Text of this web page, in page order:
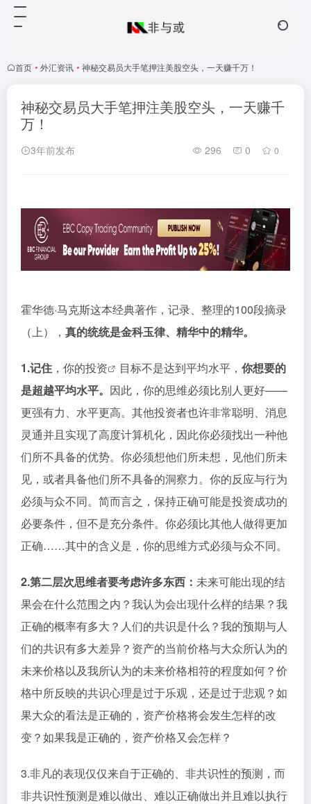
首页 • 外汇资讯 • 神秘交易员大手笔押注美股空头，一天赚千万！
神秘交易员大手笔押注美股空头，一天赚千
万！
3年前发布 296 0 0
霍华德·马克斯这本经典著作，记录、整理的100段摘录
（上）， 真的统统是金科玉律、精华中的精华。
1.记住 ，你的投资 目标不是达到平均水平， 你想要的
是超越平均水平。 因此，你的思维必须比别人更好——
更强有力、水平更高。其他投资者也许非常聪明、消息
灵通并且实现了高度计算机化，因此你必须找出一种他
们所不具备的优势。你必须想他们所未想，见他们所未
见，或者具备他们所不具备的洞察力。你的反应与行为
必须与众不同。简而言之，保持正确可能是投资成功的
必要条件，但不是充分条件。你必须比其他人做得更加
正确……其中的含义是，你的思维方式必须与众不同。
2.第二层次思维者要考虑许多东西： 未来可能出现的结
果会在什么范围之内？我认为会出现什么样的结果？我
正确的概率有多大？人们的共识是什么？我的预期与人
们的共识有多大差异？资产的当前价格与大众所认为的
未来价格以及我所认为的未来价格相符的程度如何？价
格中所反映的共识心理是过于乐观，还是过于悲观？如
果大众的看法是正确的，资产价格将会发生怎样的改
变？如果我是正确的，资产价格又会怎样？
3.非凡的表现仅仅来自于正确的、非共识性的预测，而
非共识性预测是难以做出、难以正确做出并且难以执行